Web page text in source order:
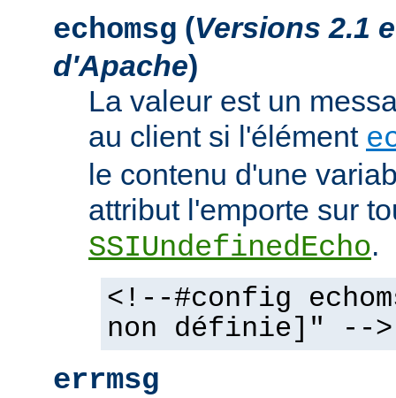
echomsg (Versions 2.1
d'Apache)
La valeur est un
au client si l'élément
le contenu d'une
attribut l'emporte sur
SSIUndefinedEcho.
<!--#config
non définie]" -->
errmsg